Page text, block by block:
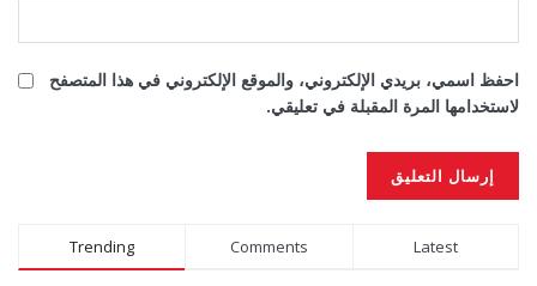
احفظ اسمي، بريدي الإلكتروني، والموقع الإلكتروني في هذا المتصفح
لاستخدامها المرة المقبلة في تعليقي.
Alternative:
Trending Comments Latest